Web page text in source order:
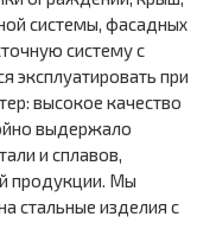
системы, фасадных
систему с
эксплуатировать при
высокое качество
выдержало
и сплавов,
продукции. Мы
стальные изделия с